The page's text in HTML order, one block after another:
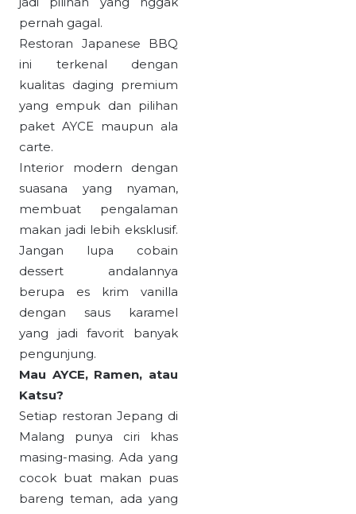
keluarga atau merayakan
sesuatu, Gyu-Kaku bisa
jadi pilihan yang nggak
pernah gagal.
Restoran Japanese BBQ
ini terkenal dengan
kualitas daging premium
yang empuk dan pilihan
paket AYCE maupun ala
carte.
Interior modern dengan
suasana yang nyaman,
membuat pengalaman
makan jadi lebih eksklusif.
Jangan lupa cobain
dessert andalannya
berupa es krim vanilla
dengan saus karamel
yang jadi favorit banyak
pengunjung.
Mau AYCE, Ramen, atau
Katsu?
Setiap restoran Jepang di
Malang punya ciri khas
masing-masing. Ada yang